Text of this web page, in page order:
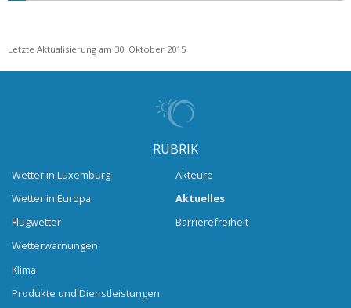
Letzte Aktualisierung am 30. Oktober 2015
RUBRIK
Wetter in Luxemburg
Wetter in Europa
Flugwetter
Wetterwarnungen
Klima
Produkte und Dienstleistungen
Akteure
Aktuelles
Barrierefreiheit